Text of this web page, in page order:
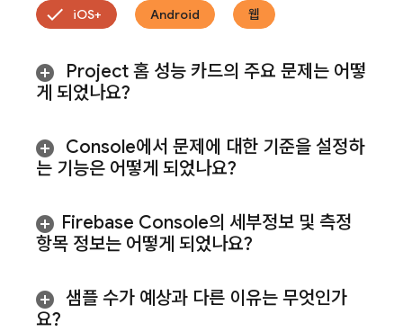
iOS+ Android 웹
Project 홈 성능 카드의 주요 문제는 어떻
게 되었나요?
Console에서 문제에 대한 기준을 설정하
는 기능은 어떻게 되었나요?
Firebase Console의 세부정보 및 측정
항목 정보는 어떻게 되었나요?
샘플 수가 예상과 다른 이유는 무엇인가
요?